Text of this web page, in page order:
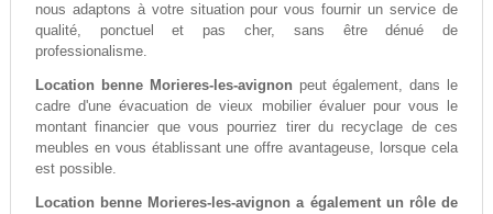
nous adaptons à votre situation pour vous fournir un service de
qualité, ponctuel et pas cher, sans être dénué de
professionalisme.
Location benne Morieres-les-avignon peut également, dans le
cadre d'une évacuation de vieux mobilier évaluer pour vous le
montant financier que vous pourriez tirer du recyclage de ces
meubles en vous établissant une offre avantageuse, lorsque cela
est possible.
Location benne Morieres-les-avignon a également un rôle de